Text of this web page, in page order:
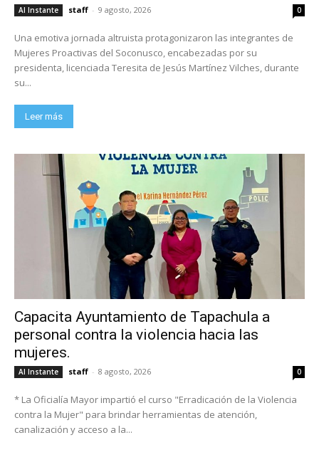
Al Instante staff - 9 agosto, 2026 0
Una emotiva jornada altruista protagonizaron las integrantes de
Mujeres Proactivas del Soconusco, encabezadas por su
presidenta, licenciada Teresita de Jesús Martínez Vilches, durante
su...
Leer más
Capacita Ayuntamiento de Tapachula a
personal contra la violencia hacia las
mujeres.
Al Instante staff - 8 agosto, 2026 0
* La Oficialía Mayor impartió el curso "Erradicación de la Violencia
contra la Mujer" para brindar herramientas de atención,
canalización y acceso a la...